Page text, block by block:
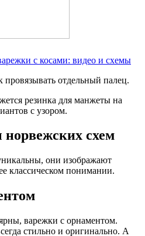
с косами: видео и схемы
отдельный палец.
резинка для манжеты на
с узором.
схем
они изображают
классическом понимании.
варежки с орнаментом.
стильно и оригинально. А